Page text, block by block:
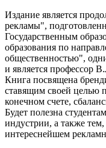
Издание является
рекламы",
Государственным
образования по
общественностью",
и является профессор
Книга посвящена
ставящим своей целью
конечном счете,
Будет полезна
индустрии, а также
интереснейшем